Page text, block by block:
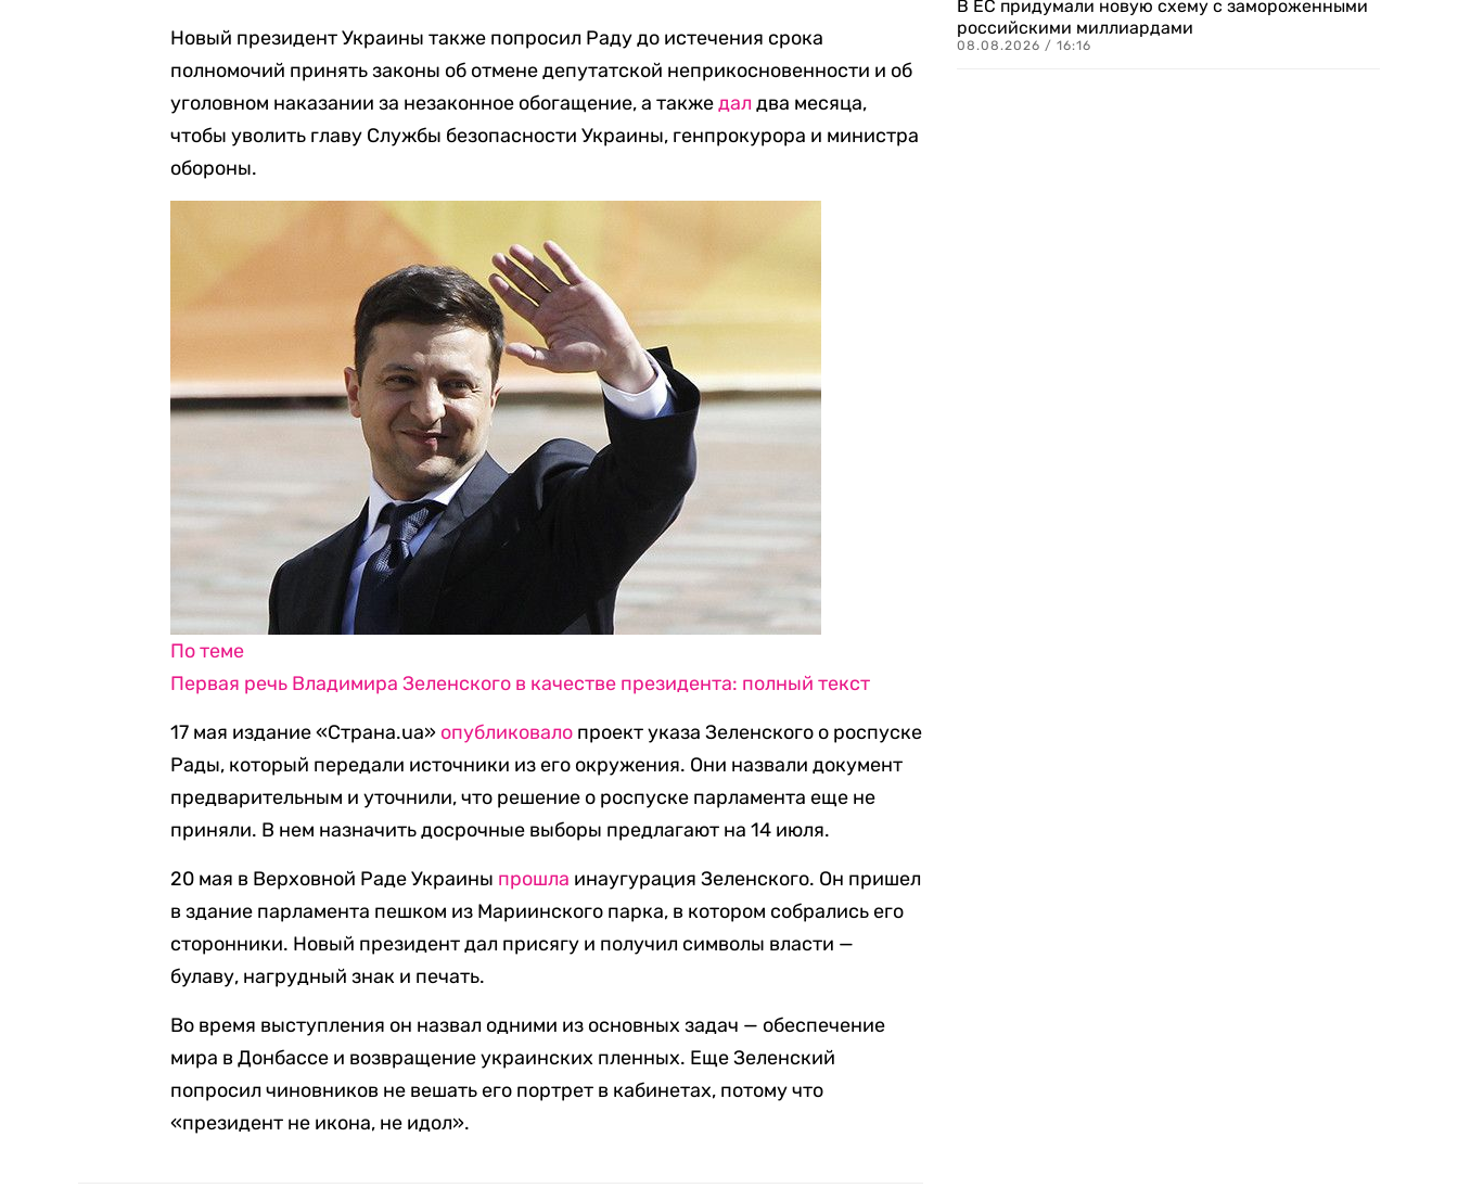
Новый президент Украины также попросил Раду до истечения срока
полномочий принять законы об отмене депутатской неприкосновенности и об
уголовном наказании за незаконное обогащение, а такжедал два месяца,
чтобы уволить главу Службы безопасности Украины, генпрокурора и министра
обороны.
По теме
Первая речь Владимира Зеленского в качестве президента: полный текст
17 мая издание «Страна.ua» опубликовало проект указа Зеленского о роспуске
Рады, который передали источники из его окружения. Они назвали документ
предварительным и уточнили, что решение о роспуске парламента еще не
приняли. В нем назначить досрочные выборы предлагают на 14 июля.
20 мая в Верховной Раде Украины прошла инаугурация Зеленского. Он пришел
в здание парламента пешком из Мариинского парка, в котором собрались его
сторонники. Новый президент дал присягу и получил символы власти —
булаву, нагрудный знак и печать.
Во время выступления он назвал одними из основных задач — обеспечение
мира в Донбассе и возвращение украинских пленных. Еще Зеленский
попросил чиновников не вешать его портрет в кабинетах, потому что
«президент не икона, не идол».
В ЕС придумали новую схему с замороженными
российскими миллиардами
08.08.2026 / 16:16